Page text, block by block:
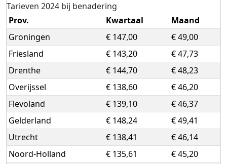
Tarieven 2024 bij benadering
Prov.
Kwartaal
Maand
Groningen
€ 147,00
€ 49,00
Friesland
€ 143,20
€ 47,73
Drenthe
€ 144,70
€ 48,23
Overijssel
€ 138,60
€ 46,20
Flevoland
€ 139,10
€ 46,37
Gelderland
€ 148,24
€ 49,41
Utrecht
€ 138,41
€ 46,14
Noord-Holland
€ 135,61
€ 45,20